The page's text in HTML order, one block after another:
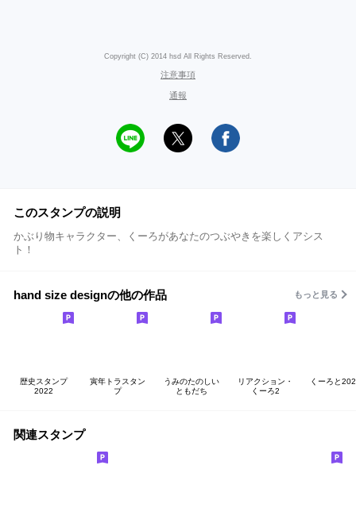
Copyright (C) 2014 hsd All Rights Reserved.
注意事項
通報
このスタンプの説明
かぶり物キャラクター、くーろがあなたのつぶやきを楽しくアシス
ト！
hand size designの他の作品 もっと見る
歴史スタンプ
2022
寅年トラスタン
プ
うみのたのしい
ともだち
リアクション・
くーろ2
くーろと
関連スタンプ